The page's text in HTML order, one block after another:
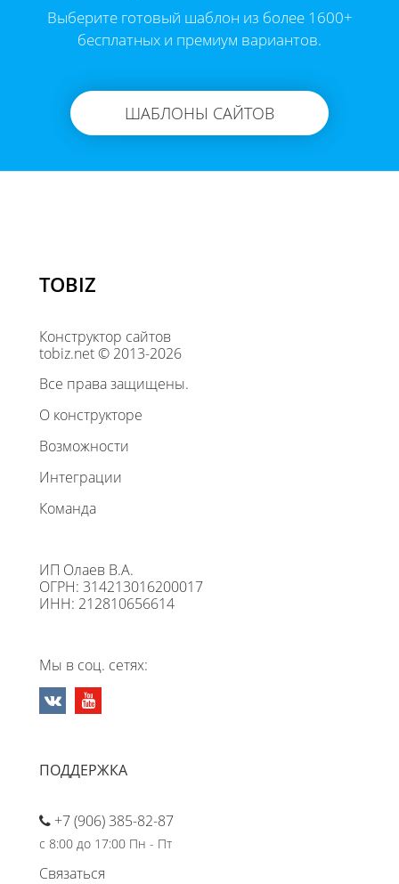
Выберите готовый шаблон из более 1600+
бесплатных и премиум вариантов.
ШАБЛОНЫ САЙТОВ
TOBIZ
Конструктор сайтов
tobiz.net © 2013-2026
Все права защищены.
О конструкторе
Возможности
Интеграции
Команда
ИП Олаев В.А.
ОГРН: 314213016200017
ИНН: 212810656614
Мы в соц. сетях:
ПОДДЕРЖКА
+7 (906) 385-82-87
с 8:00 до 17:00 Пн - Пт
Связаться